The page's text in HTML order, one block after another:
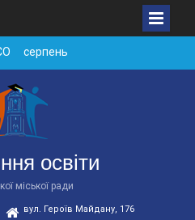
серпень
червень
ЗДО та
на
освіти
міської ради
вул. Героїв Майдану, 176